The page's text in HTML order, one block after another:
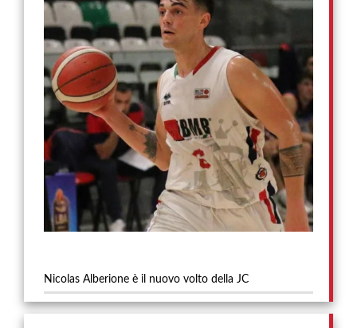
Nicolas Alberione è il nuovo volto della JC